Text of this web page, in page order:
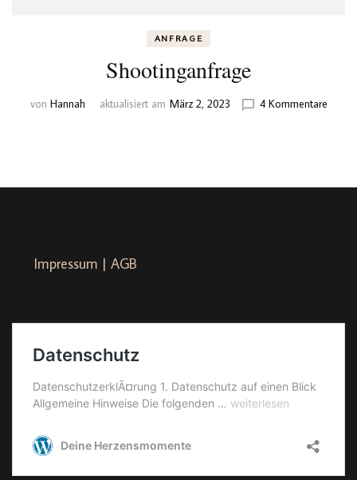
ANFRAGE
Shootinganfrage
von Hannah aktualisiert am März 2, 2023 4 Kommentarezu
Impressum | AGB